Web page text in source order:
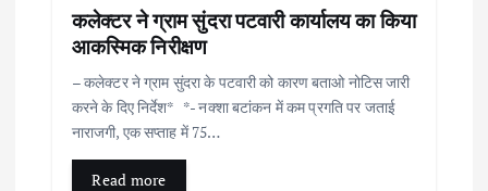
कलेक्टर ने ग्राम सुंदरा पटवारी कार्यालय का किया
आकस्मिक निरीक्षण
– कलेक्टर ने ग्राम सुंदरा के पटवारी को कारण बताओ नोटिस जारी
करने के दिए निर्देश* *- नक्शा बटांकन में कम प्रगति पर जताई
नाराजगी, एक सप्ताह में 75…
Read more